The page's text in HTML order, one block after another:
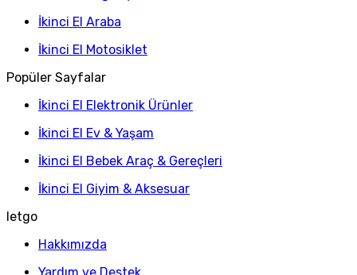
İkinci El Araba
İkinci El Motosiklet
Popüler Sayfalar
İkinci El Elektronik Ürünler
İkinci El Ev & Yaşam
İkinci El Bebek Araç & Gereçleri
İkinci El Giyim & Aksesuar
letgo
Hakkımızda